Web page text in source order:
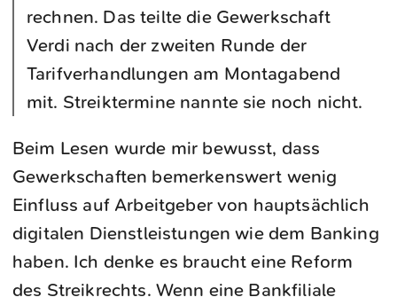
rechnen. Das teilte die Gewerkschaft
Verdi nach der zweiten Runde der
Tarifverhandlungen am Montagabend
mit. Streiktermine nannte sie noch nicht.
Beim Lesen wurde mir bewusst, dass
Gewerkschaften bemerkenswert wenig
Einfluss auf Arbeitgeber von hauptsächlich
digitalen Dienstleistungen wie dem Banking
haben. Ich denke es braucht eine Reform
des Streikrechts. Wenn eine Bankfiliale